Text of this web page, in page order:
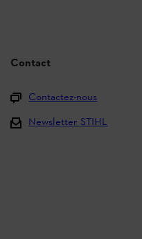
Contact
Contactez-nous
Newsletter STIHL